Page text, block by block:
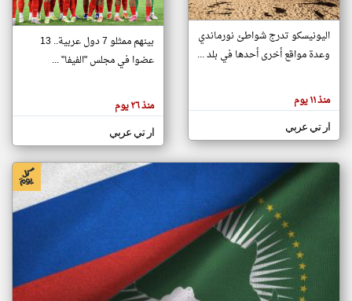
تغيير الدولة
اخبار جزر القمر على مدار الساعة
أهم اخبار جزر القمر العاجلة والمباشرة
هنا عن
وجهة
كاتبيها.
اليونيسكو تدرج شواطئ نورماندي
وعدة مواقع أخرى أحدها في بلد ...
منذ ١١ يوم
ار تي عربي
بينهم ممثلو 7 دول عربية.. 13
عضوا في مجلس "الفيفا" ...
منذ ٢٦ يوم
ار تي عربي
klyoum.com